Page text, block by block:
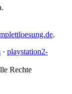
.
· playstation2-
Rechte